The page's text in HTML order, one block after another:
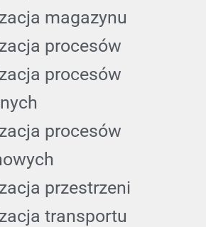
magazynu
procesów
procesów
procesów
przestrzeni
transportu